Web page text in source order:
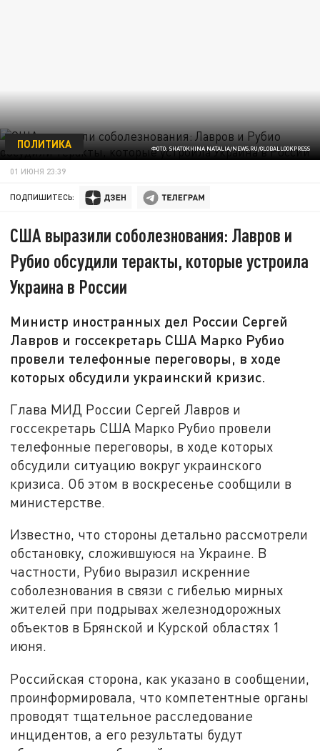
ФОТО: SHATOKHINA NATALIA/NEWS.RU/GLOBALLOOKPRESS
ПОЛИТИКА
01 ИЮНЯ 23:39
ПОДПИШИТЕСЬ:
США выразили соболезнования: Лавров и
Рубио обсудили теракты, которые устроила
Украина в России
Министр иностранных дел России Сергей
Лавров и госсекретарь США Марко Рубио
провели телефонные переговоры, в ходе
которых обсудили украинский кризис.
Глава МИД России Сергей Лавров и
госсекретарь США Марко Рубио провели
телефонные переговоры, в ходе которых
обсудили ситуацию вокруг украинского
кризиса. Об этом в воскресенье сообщили в
министерстве.
Известно, что стороны детально рассмотрели
обстановку, сложившуюся на Украине. В
частности, Рубио выразил искренние
соболезнования в связи с гибелью мирных
жителей при подрывах железнодорожных
объектов в Брянской и Курской областях 1
июня.
Российская сторона, как указано в сообщении,
проинформировала, что компетентные органы
проводят тщательное расследование
инцидентов, а его результаты будут